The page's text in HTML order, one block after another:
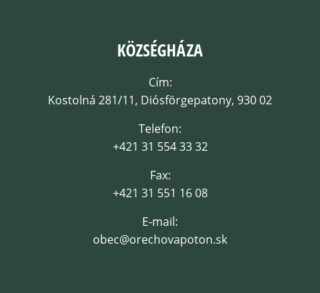
KÖZSÉGHÁZA
Cím:
Kostolná 281/11, Diósförgepatony, 930 02
Telefon:
+421 31 554 33 32
Fax:
+421 31 551 16 08
E-mail:
obec@orechovapoton.sk